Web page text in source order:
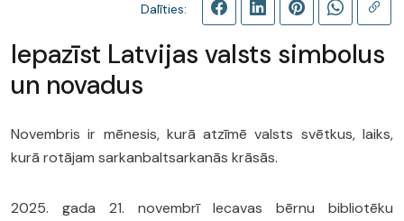
Dalīties:
Iepazīst Latvijas valsts simbolus
un novadus
Novembris ir mēnesis, kurā atzīmē valsts svētkus, laiks,
kurā rotājam sarkanbaltsarkanās krāsās.
2025. gada 21. novembrī Iecavas bērnu bibliotēku